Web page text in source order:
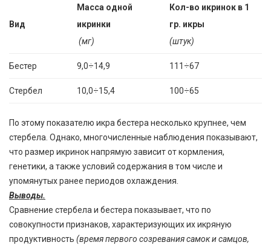
Вид
Масса одной
икринки
(мг)
Кол-во икринок в 1
гр. икры
(штук)
Бестер 9,0÷14,9 111÷67
Стербел 10,0÷15,4 100÷65
По этому показателю икра бестера несколько крупнее, чем
стербела. Однако, многочисленные наблюдения показывают,
что размер икринок напрямую зависит от кормления,
генетики, а также условий содержания в том числе и
упомянутых ранее периодов охлаждения.
Выводы.
Сравнение стербела и бестера показывает, что по
совокупности признаков, характеризующих их икряную
продуктивность (время первого созревания самок и самцов,